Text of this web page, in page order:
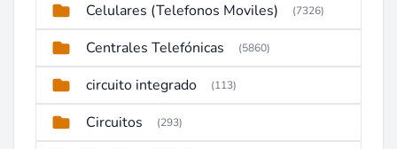
Celulares (Telefonos Moviles) (7326)
Centrales Telefónicas (5860)
circuito integrado (113)
Circuitos (293)